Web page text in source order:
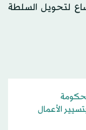
لتحويل السلطة
الأعمال